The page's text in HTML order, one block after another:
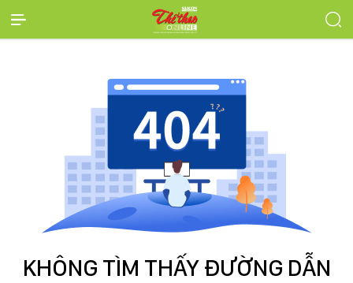
KHÔNG TÌM THẤY ĐƯỜNG DẪN